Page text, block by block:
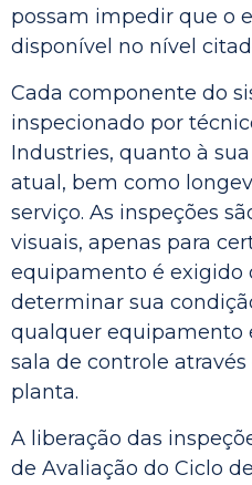
possam impedir que o
disponível no nível
Cada componente do
inspecionado por
Industries, quanto à
atual, bem como
serviço. As inspeções
visuais, apenas para
equipamento é exigido
determinar sua
qualquer equipamento
sala de controle
planta.
A liberação das
de Avaliação do Ciclo